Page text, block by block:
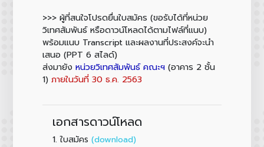
>>> ผู้ที่สนใจโปรดยื่นใบสมัคร (ขอรับได้ที่หน่วย
วิเทศสัมพันธ์ หรือดาวน์โหลดได้ตามไฟล์ที่แนบ)
พร้อมแนบ Transcript และผลงานที่ประสงค์จะนำ
เสนอ (PPT 6 สไลด์)
ส่งมายัง หน่วยวิเทศสัมพันธ์ คณะฯ(อาคาร 2 ชั้น
1) ภายในวันที่ 30 ธ.ค. 2563
เอกสารดาวน์โหลด
1.ใบสมัคร (download)